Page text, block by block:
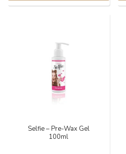
Selfie – Pre-Wax Gel
100ml